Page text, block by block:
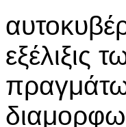
εξέλιξις